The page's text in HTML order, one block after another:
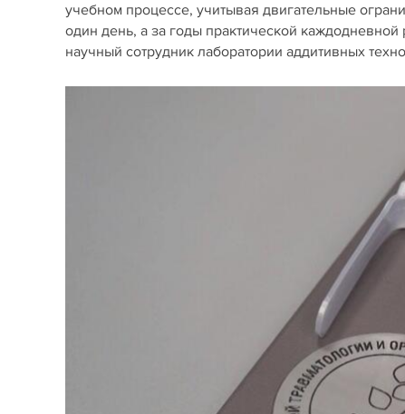
учебном процессе, учитывая двигательные
один день, а за годы практической
научный сотрудник лаборатории аддитивных